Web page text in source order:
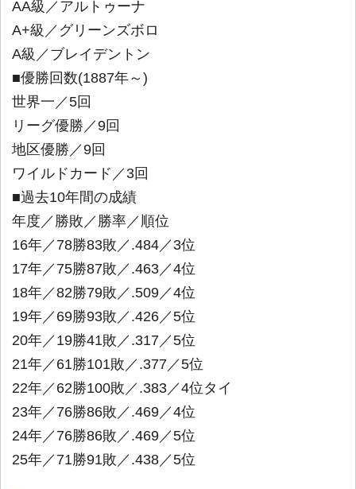
AA級／アルトゥーナ
A+級／グリーンズボロ
A級／ブレイデントン
■優勝回数(1887年～)
世界一／5回
リーグ優勝／9回
地区優勝／9回
ワイルドカード／3回
■過去10年間の成績
年度／勝敗／勝率／順位
16年／78勝83敗／.484／3位
17年／75勝87敗／.463／4位
18年／82勝79敗／.509／4位
19年／69勝93敗／.426／5位
20年／19勝41敗／.317／5位
21年／61勝101敗／.377／5位
22年／62勝100敗／.383／4位タイ
23年／76勝86敗／.469／4位
24年／76勝86敗／.469／5位
25年／71勝91敗／.438／5位